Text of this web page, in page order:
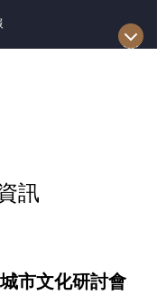
訊
市文化研討會